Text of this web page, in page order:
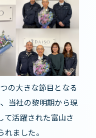
の大きな節目となる
当社の黎明期から現
て活躍された富山さ
ました。